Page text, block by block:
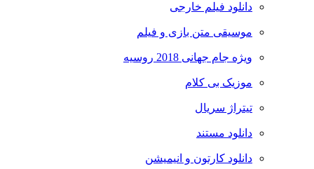
دانلود فیلم خارجی
موسیقی متن بازی و فیلم
ویژه جام جهانی 2018 روسیه
موزیک بی کلام
تیتراژ سریال
دانلود مستند
دانلود کارتون و انیمیشن